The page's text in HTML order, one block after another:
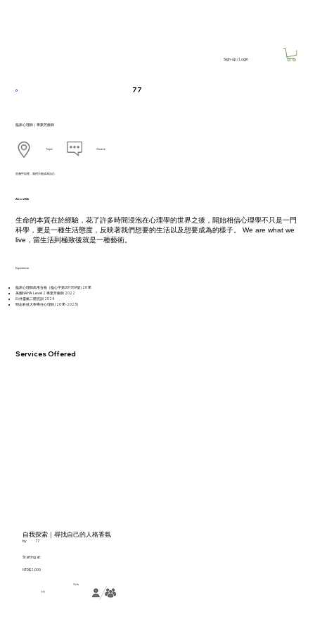
Sign-up / Login
臨床心理師｜專業芳療師
Taipei Chinese
浩瀚宇宙裡，我們只能成為自己
77
About Me
生命的本質在於經驗，花了許多時間浸泡在心理學的世界之後，開始相信心理學不只是一門
科學，更是一種生活態度，反映著我們想要的生活以及想要成為的樣子。 We are what we
live，當生活到極致後就是一種藝術。
Experience
臨床心理師高考合格（臨心字第001769號) 2018
美國NAHA Level 2 專業芳療師 2022
臼井靈氣二階完訓 2024
明志科技大學專任心理師 (2018-2023)
Services Offered
NTD$2,000
Starting at:
台北
3小時
77
自我探索｜尋找自己的人格香氛
by